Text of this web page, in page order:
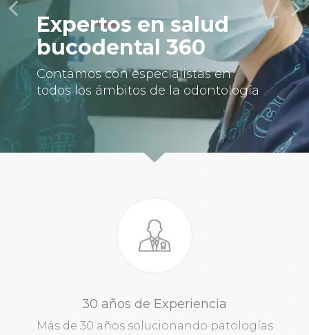
Expertos en salud
bucodental 360
Contamos con especialistas en
todos los ámbitos de la odontología
30 años de Experiencia
Más de 30 años solucionando patologías